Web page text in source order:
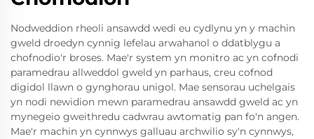
Nodweddion rheoli ansawdd wedi eu cydlynu yn y machin
gweld droedyn cynnig lefelau arwahanol o ddatblygu a
chofnodio'r broses. Mae'r system yn monitro ac yn cofnodi
paramedrau allweddol gweld yn parhaus, creu cofnod
digidol llawn o gynghorau unigol. Mae sensorau uchelgais
yn nodi newidion mewn paramedrau ansawdd gweld ac yn
mynegeio gweithredu cadwrau awtomatig pan fo'n angen.
Mae'r machin yn cynnwys galluau archwilio sy'n cynnwys,